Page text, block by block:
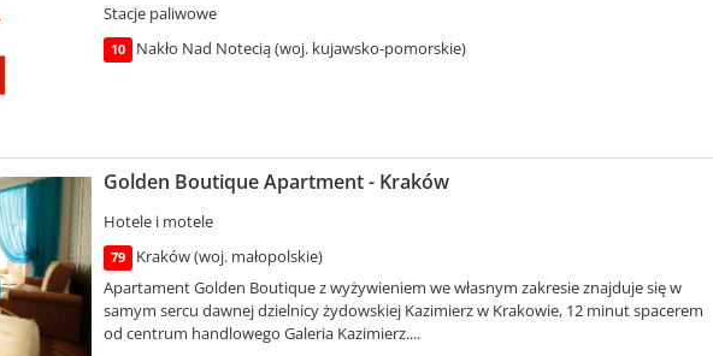
Stacje paliwowe
10 Nakło Nad Notecią (woj. kujawsko-pomorskie)
Golden Boutique Apartment - Kraków
Hotele i motele
79
Kraków (woj. małopolskie)
Apartament Golden Boutique z wyżywieniem we własnym zakresie znajduje się w
samym sercu dawnej dzielnicy żydowskiej Kazimierz w Krakowie, 12 minut spacerem
od centrum handlowego Galeria Kazimierz....